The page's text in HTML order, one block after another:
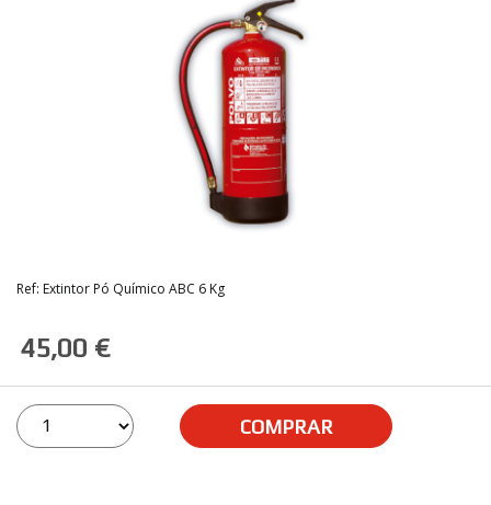
Ref: Extintor Pó Químico ABC 6 Kg
45,00 €
COMPRAR